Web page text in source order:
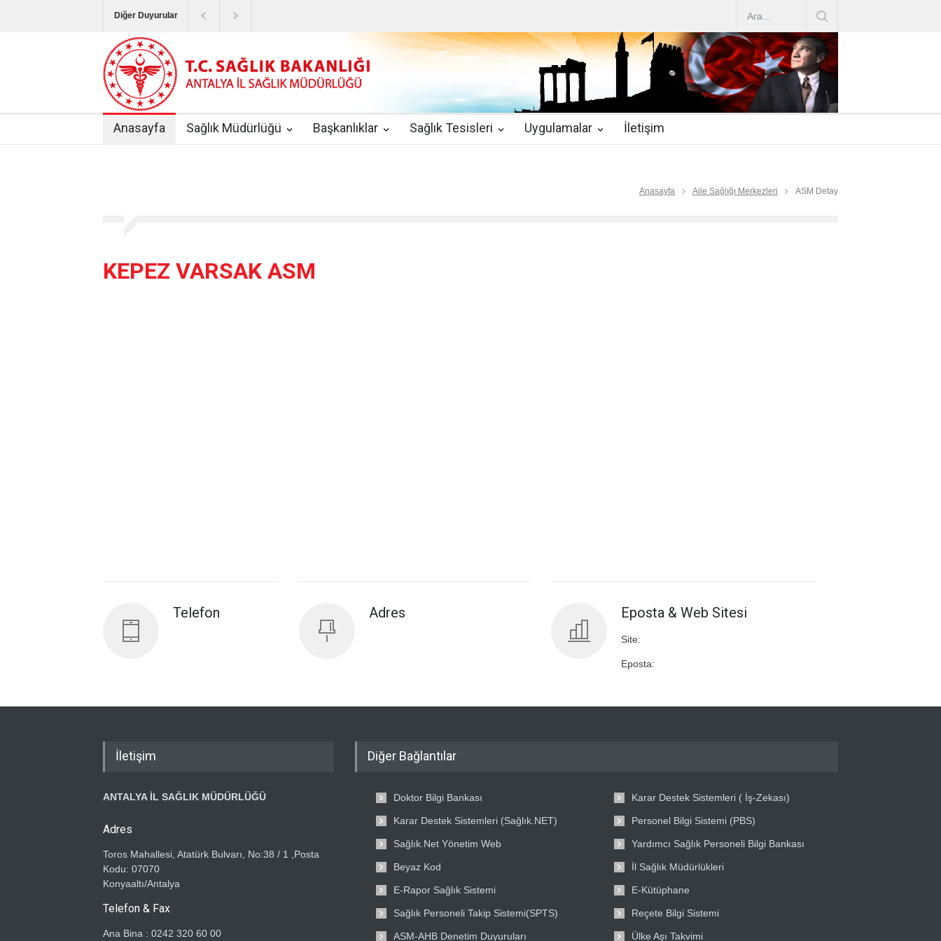
Diğer Duyurular
Bayram Tatilinde Sağlık Hizmetlerinin Sunumu 2019 YILI TEMMUZ AYI DİYALİZ MERKEZLERİ CİHAZ ARTIRIMLARI|2019-07-31
Terapötik Aferez Merkezleri ve Üniteleri Hakkında Yönetmelik Teletıp ve Teleradyoloji Birimi Genelgesi 2019/16 | 2019-07-31
Yoğun Bakım Servislerinde Hasta Ziyareti Uygulamaları Uzman Hekimlerin Pratisyen Hekim Kadrosunda Çalıştırma Talep|2019-06-26
Anasayfa Sağlık Müdürlüğü Başkanlıklar Sağlık Tesisleri Uygulamalar İletişim
Anasayfa Aile Sağlığı Merkezleri ASM Detay
KEPEZ VARSAK ASM
Telefon Adres Eposta & Web Sitesi
Site:
Eposta:
İletişim
ANTALYA İL SAĞLIK MÜDÜRLÜĞÜ
Adres
Toros Mahallesi, Atatürk Bulvarı, No:38 / 1 ,Posta
Kodu: 07070
Konyaaltı/Antalya
Telefon & Fax
Ana Bina : 0242 320 60 00
Diğer Bağlantılar
Doktor Bilgi Bankası
Karar Destek Sistemleri (Sağlık.NET)
Sağlık.Net Yönetim Web
Beyaz Kod
E-Rapor Sağlık Sistemi
Sağlık Personeli Takip Sistemi(SPTS)
ASM-AHB Denetim Duyuruları
Karar Destek Sistemleri ( İş-Zekası)
Personel Bilgi Sistemi (PBS)
Yardımcı Sağlık Personeli Bilgi Bankası
İl Sağlık Müdürlükleri
E-Kütüphane
Reçete Bilgi Sistemi
Ülke Aşı Takvimi